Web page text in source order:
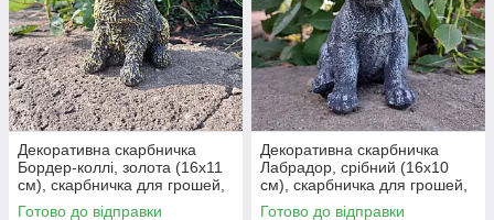
Декоративна скарбничка
Бордер-коллі, золота (16х11
см), скарбничка для грошей,
скарбничка у вигляді собачки
Готово до відправки
Декоративна скарбничка
Лабрадор, срібний (16х10
см), скарбничка для грошей,
скарбничка у вигляді собачки
Готово до відправки